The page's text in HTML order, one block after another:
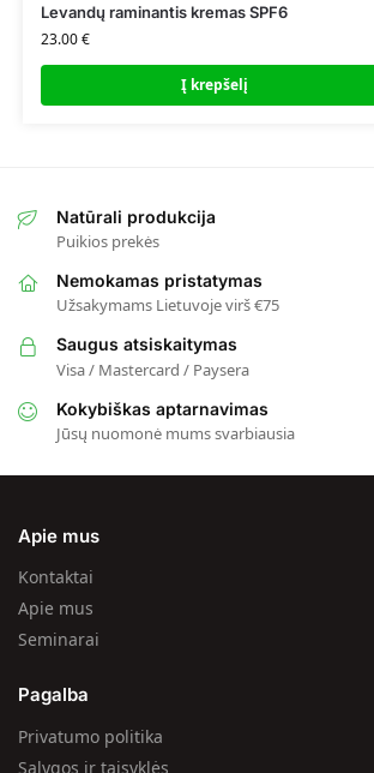
Levandų raminantis kremas SPF6
23.00€
Į krepšelį
Natūrali produkcija
Puikios prekės
Nemokamas pristatymas
Užsakymams Lietuvoje virš €75
Saugus atsiskaitymas
Visa / Mastercard / Paysera
Kokybiškas aptarnavimas
Jūsų nuomonė mums svarbiausia
Apie mus
Kontaktai
Apie mus
Seminarai
Pagalba
Privatumo politika
Sąlygos ir taisyklės